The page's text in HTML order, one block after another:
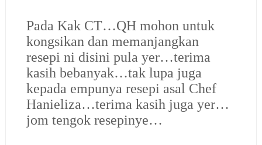
Pada Kak CT…QH mohon untuk
kongsikan dan memanjangkan
resepi ni disini pula yer…terima
kasih bebanyak…tak lupa juga
kepada empunya resepi asal Chef
Hanieliza…terima kasih juga yer…
jom tengok resepinye…